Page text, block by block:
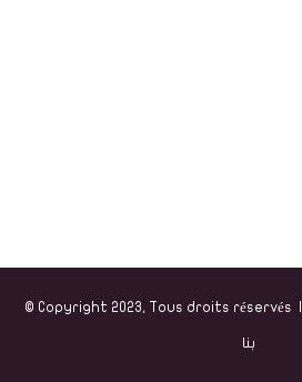
© Copyright 2023, Tous droits réservés |
بنا